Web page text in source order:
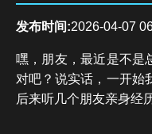
发布时间:2026-04-07
嘿，朋友，最近是不是
对吧？说实话，一开始
后来听几个朋友亲身经